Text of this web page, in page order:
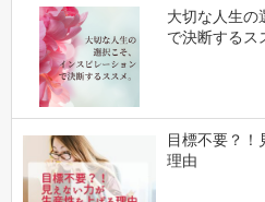
大切な人生の
で決断するス
目標不要？！
理由